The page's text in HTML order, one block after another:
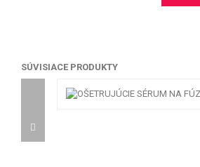
SÚVISIACE PRODUKTY